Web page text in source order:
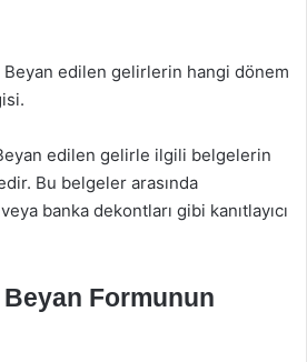
edilen gelirlerin hangi dönem
edilen gelirle ilgili belgelerin
Bu belgeler arasında
banka dekontları gibi kanıtlayıcı
Formunun